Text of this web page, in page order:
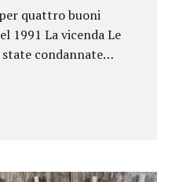
quattro buoni
1991 La vicenda Le
condannate
di Barolo,
di quattro buoni da